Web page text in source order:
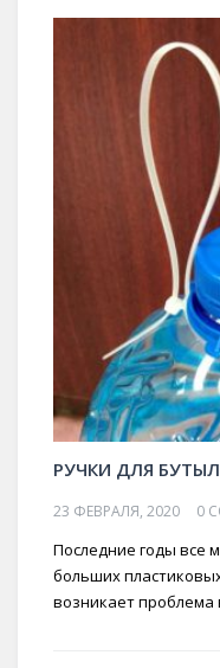
РУЧКИ ДЛЯ
23 ФЕВРАЛЯ, 2020 0
Последние годы все
больших
возникает